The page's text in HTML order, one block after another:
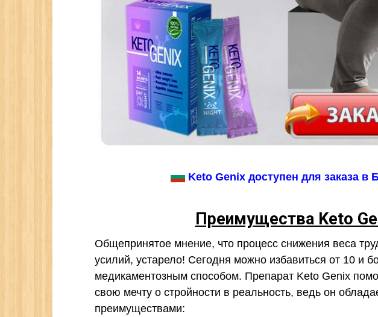
Keto Genix доступен для заказа в
Преимущества Keto
Общепринятое мнение, что процесс снижения веса
усилий, устарело! Сегодня можно избавиться от 10 и
медикаментозным способом. Препарат Keto Genix
свою мечту о стройности в реальность, ведь он
преимуществами: